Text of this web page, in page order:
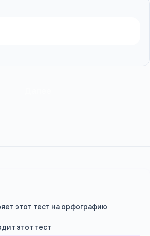
этот тест на орфографию
этот тест